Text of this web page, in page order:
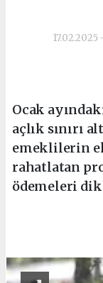
17.02.2025
Ocak
açlık sınırı
emeklilerin
rahatlatan
ödemeleri